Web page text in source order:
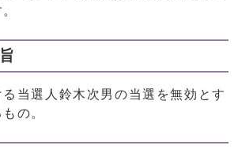
当選人鈴木次男の当選を無効とす
の。